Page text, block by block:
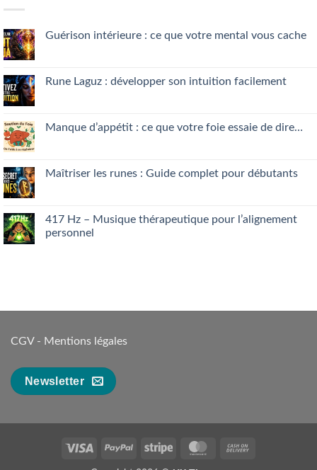
Guérison intérieure : ce que votre mental vous cache
Guérison
intérieure
votre
mental
Rune Laguz : développer son intuition facilement
Rune
Laguz
intuition
facilement
Manque d’appétit : ce que votre foie essaie de dire…
Manque
d’appétit
votre
foie
essaie
Maîtriser les runes : Guide complet pour débutants
Maîtriser
les
runes
417 Hz – Musique thérapeutique pour l’alignement
personnel
pour
CGV- Mentions légales
Newsletter
Visa PayPal Stripe MasterCard